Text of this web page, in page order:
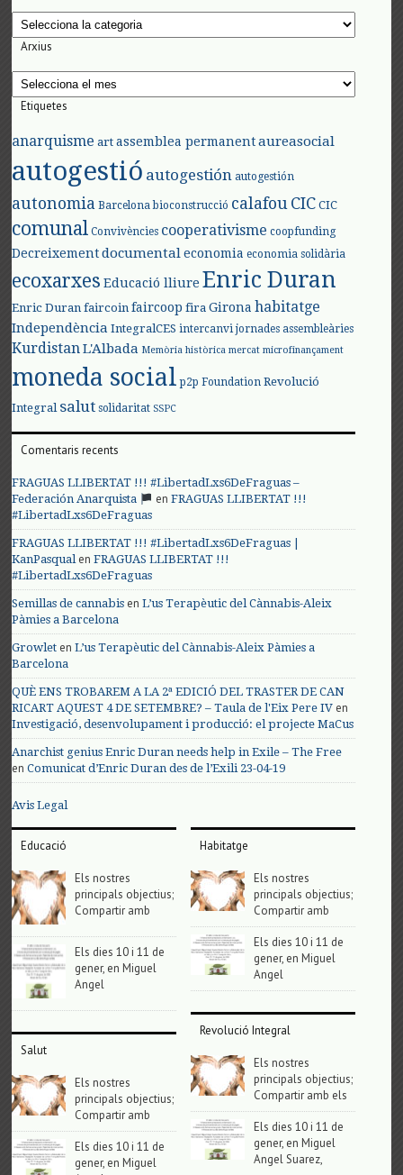
Categories
Arxius
Arxius
Etiquetes
anarquisme art assemblea permanent aureasocial
autogestió autogestión autogestión
autonomia Barcelona bioconstrucció calafouCIC CIC
comunal Convivències cooperativisme coopfunding
Decreixement documental economia economia solidària
ecoxarxes Educació lliure Enric Duran
Enric Duran faircoin faircoop fira Girona habitatge
Independència IntegralCES intercanvi jornades assembleàries
KurdistanL'Albada Memòria històrica mercat microfinançament
moneda social p2p Foundation Revolució
Integral salut solidaritat SSPC
Comentaris recents
FRAGUAS LLIBERTAT !!! #LibertadLxs6DeFraguas –
Federación Anarquista
enFRAGUAS LLIBERTAT !!!
#LibertadLxs6DeFraguas
FRAGUAS LLIBERTAT !!! #LibertadLxs6DeFraguas |
KanPasqualenFRAGUAS LLIBERTAT !!!
#LibertadLxs6DeFraguas
Semillas de cannabis enL’us Terapèutic del Cànnabis-Aleix
Pàmies a Barcelona
Growlet enL’us Terapèutic del Cànnabis-Aleix Pàmies a
Barcelona
QUÈ ENS TROBAREM A LA 2ª EDICIÓ DEL TRASTER DE CAN
RICART AQUEST 4 DE SETEMBRE? – Taula de l'Eix Pere IV en
Investigació, desenvolupament i producció: el projecte MaCus
Anarchist genius Enric Duran needs help in Exile – The Free
enComunicat d’Enric Duran des de l’Exili 23-04-19
Avis Legal
Educació
Els nostres
principals objectius;
Compartir amb
Els dies 10 i 11 de
gener, en Miguel
Angel
Salut
Els nostres
principals objectius;
Compartir amb
Els dies 10 i 11 de
gener, en Miguel
Habitatge
Els nostres
principals objectius;
Compartir amb
Els dies 10 i 11 de
gener, en Miguel
Angel
Revolució Integral
Els nostres
principals objectius;
Compartir amb els
Els dies 10 i 11 de
gener, en Miguel
Angel Suarez,